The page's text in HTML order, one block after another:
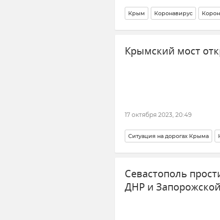
Крым Коронавирус
Здравоохранение в России
Наталья Пеньковская
Крымский мост
17 октября 2023, 20:49
Ситуация на дорогах Крыма
Краснодарский край
Севастополь
ДНР и